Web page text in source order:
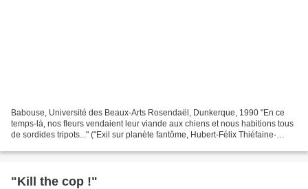
Babouse, Université des Beaux-Arts Rosendaël, Dunkerque, 1990 "En ce
temps-là, nos fleurs vendaient leur viande aux chiens et nous habitions tous
de sordides tripots..." ("Exil sur planète fantôme, Hubert-Félix Thiéfaine-
"Kill the cop !"